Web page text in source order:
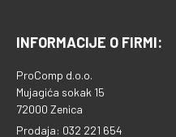
INFORMACIJE O FIRMI:
ProComp d.o.o.
Mujagića sokak 15
72000 Zenica
Prodaja: 032 221 654